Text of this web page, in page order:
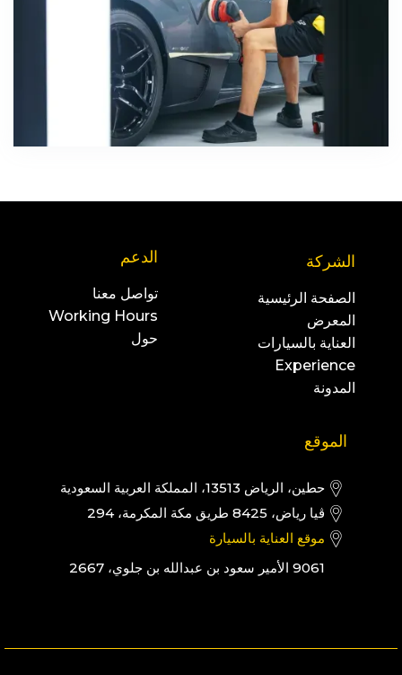
الشركة
الصفحة الرئيسية
المعرض
العناية بالسيارات
Experience
المدونة
الدعم
تواصل معنا
Working Hours
حول
الموقع
حطين، الرياض 13513، المملكة العربية السعودية
ڤيا رياض، 8425 طريق مكة المكرمة، 294
موقع العناية بالسيارة
9061 الأمير سعود بن عبدالله بن جلوي، 2667